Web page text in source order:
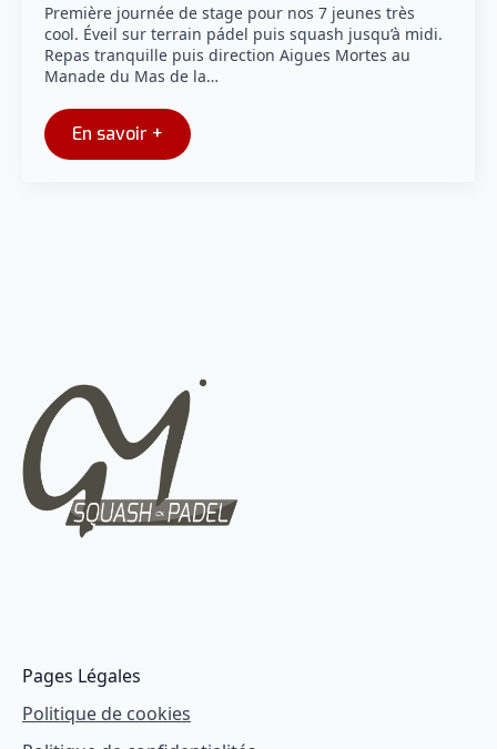
Première journée de stage pour nos 7 jeunes très
cool. Éveil sur terrain pádel puis squash jusqu’à midi.
Repas tranquille puis direction Aigues Mortes au
Manade du Mas de la…
En savoir +
Pages Légales
Politique de cookies